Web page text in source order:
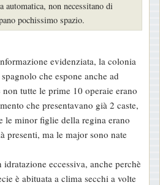
automatica, non necessitano di
pochissimo spazio.
evidenziata, la colonia
che espone anche ad
tutte le prime 10 operaie erano
che presentavano già 2 caste,
le minor figlie della regina erano
presenti, ma le major sono nate
eccessiva, anche perchè
è abituata a clima secchi a volte